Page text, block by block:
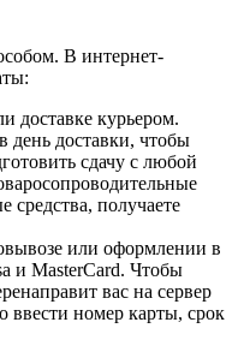
В интернет-
доставке курьером.
день доставки, чтобы
сдачу с любой
средства, получаете
или оформлении в
и MasterCard. Чтобы
вас на сервер
ввести номер карты, срок